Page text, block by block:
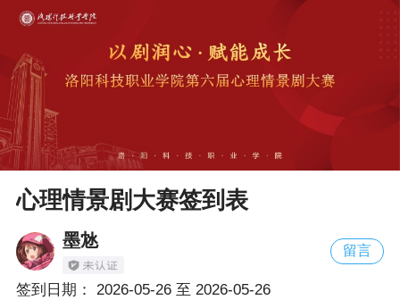
心理情景剧大赛签到表
墨沊
留言
签到日期： 2026-05-26至 2026-05-26